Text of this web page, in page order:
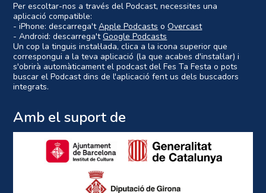
Per escoltar-nos a través del Podcast, necessites una
aplicació compatible:
- iPhone: descarrega'tApple Podcasts oOvercast
- Android: descarrega'tGoogle Podcasts
Un cop la tinguis instal·lada, clica a la icona superior que
correspongui a la teva aplicació (la que acabes d'instal·lar) i
s'obrirà automàticament el podcast del Fes Ta Festa o pots
buscar el Podcast dins de l'aplicació fent us dels buscadors
integrats.
Amb el suport de